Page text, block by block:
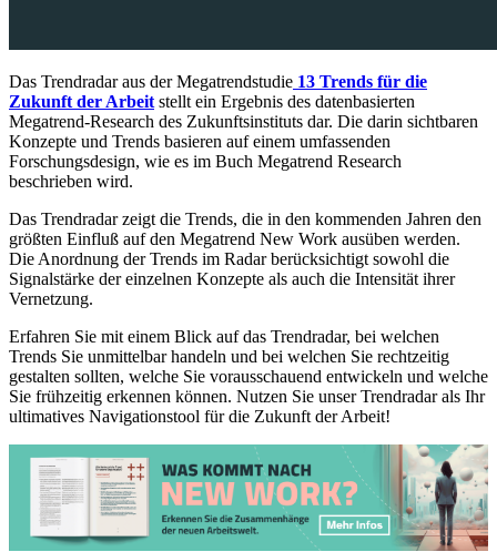
Das Trendradar aus der Megatrendstudie 13 Trends für die
Zukunft der Arbeitstellt ein Ergebnis des datenbasierten
Megatrend-Research des Zukunftsinstituts dar. Die darin sichtbaren
Konzepte und Trends basieren auf einem umfassenden
Forschungsdesign, wie es im Buch Megatrend Research
beschrieben wird.
Das Trendradar zeigt die Trends, die in den kommenden Jahren den
größten Einfluß auf den Megatrend New Work ausüben werden.
Die Anordnung der Trends im Radar berücksichtigt sowohl die
Signalstärke der einzelnen Konzepte als auch die Intensität ihrer
Vernetzung.
Erfahren Sie mit einem Blick auf das Trendradar, bei welchen
Trends Sie unmittelbar handeln und bei welchen Sie rechtzeitig
gestalten sollten, welche Sie vorausschauend entwickeln und welche
Sie frühzeitig erkennen können. Nutzen Sie unser Trendradar als Ihr
ultimatives Navigationstool für die Zukunft der Arbeit!